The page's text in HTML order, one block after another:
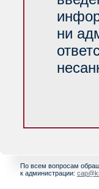
ни
По всем вопросам
к администрации: